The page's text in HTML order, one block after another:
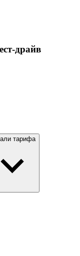
драйв
тарифа